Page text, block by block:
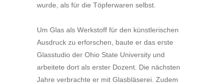
wurde, als für die Töpferwaren selbst.
Um Glas als Werkstoff für den künstlerischen
Ausdruck zu erforschen, baute er das erste
Glasstudio der Ohio State University und
arbeitete dort als erster Dozent. Die nächsten
Jahre verbrachte er mit Glasbläserei. Zudem